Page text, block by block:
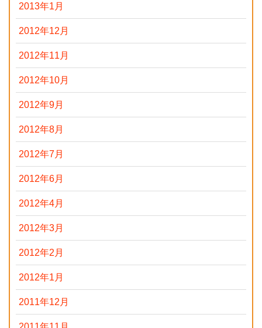
2013年1月
2012年12月
2012年11月
2012年10月
2012年9月
2012年8月
2012年7月
2012年6月
2012年4月
2012年3月
2012年2月
2012年1月
2011年12月